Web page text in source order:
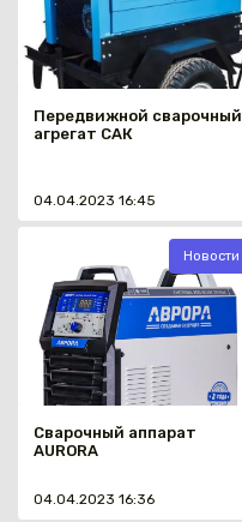
Передвижной сварочный
агрегат САК
04.04.2023 16:45
Новости
Сварочный аппарат
AURORA
04.04.2023 16:36